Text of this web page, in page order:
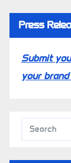
Press
Submit
your